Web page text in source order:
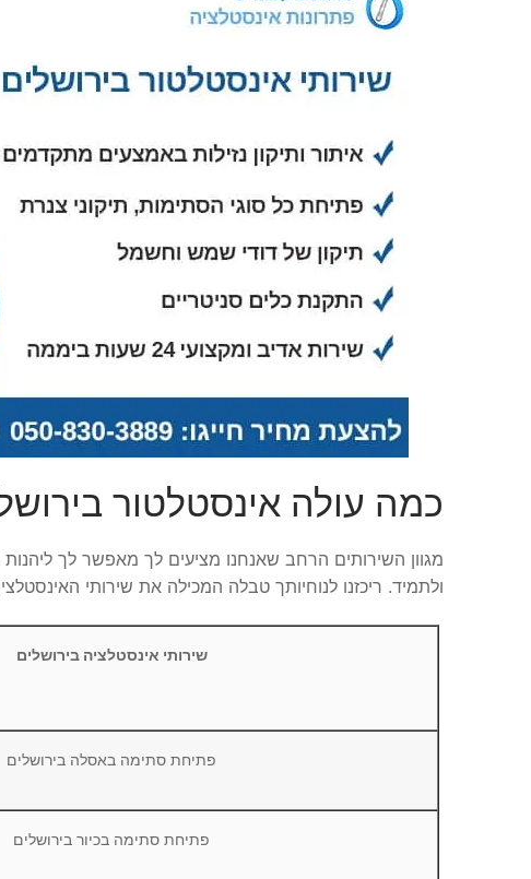
כמה עולה אינסטלטור
מגוון השירותים הרחב שאנחנו מציעים לך מאפשר לך
ולתמיד. ריכזנו לנוחיותך טבלה המכילה את שירותי
שירותי אינסטלציה בירושלים
פתיחת סתימה באסלה בירושלים
פתיחת סתימה בכיור בירושלים